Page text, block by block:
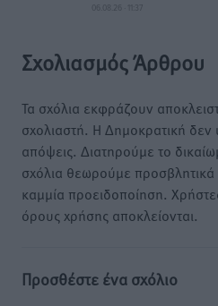
06.08.26 · 11:37
Σχολιασμός Άρθρου
Τα σχόλια εκφράζουν
σχολιαστή. Η Δημοκρατική δεν
απόψεις. Διατηρούμε το
σχόλια θεωρούμε προσβλητικά
καμμία προειδοποίηση.
όρους χρήσης αποκλείονται.
Προσθέστε ένα σχόλιο